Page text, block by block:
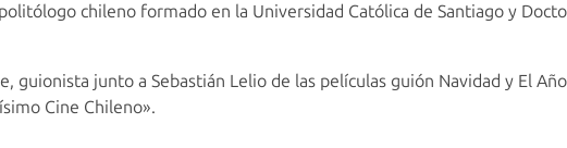
chileno formado en la Universidad Católica de Santiago y
guionista junto a Sebastián Lelio de las películas guión Navidad y El
Cine Chileno».